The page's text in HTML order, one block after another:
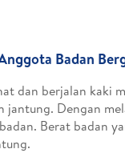
Badan
dan berjalan kaki
jantung. Dengan
Berat badan